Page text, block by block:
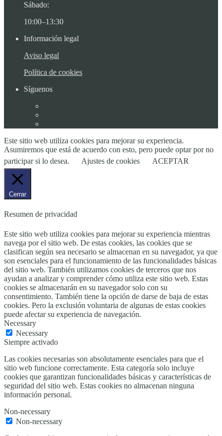
Sábado:
10:00–13:30
Información legal
Aviso legal
Política de cookies
Síguenos
Este sitio web utiliza cookies para mejorar su experiencia.
Asumiremos que está de acuerdo con esto, pero puede optar por no
participar si lo desea.
Ajustes de cookies ACEPTAR
Cerrar
Resumen de privacidad
Este sitio web utiliza cookies para mejorar su experiencia mientras
navega por el sitio web. De estas cookies, las cookies que se
clasifican según sea necesario se almacenan en su navegador, ya que
son esenciales para el funcionamiento de las funcionalidades básicas
del sitio web. También utilizamos cookies de terceros que nos
ayudan a analizar y comprender cómo utiliza este sitio web. Estas
cookies se almacenarán en su navegador solo con su
consentimiento. También tiene la opción de darse de baja de estas
cookies. Pero la exclusión voluntaria de algunas de estas cookies
puede afectar su experiencia de navegación.
Necessary
Necessary
Siempre activado
Las cookies necesarias son absolutamente esenciales para que el
sitio web funcione correctamente. Esta categoría solo incluye
cookies que garantizan funcionalidades básicas y características de
seguridad del sitio web. Estas cookies no almacenan ninguna
información personal.
Non-necessary
Non-necessary